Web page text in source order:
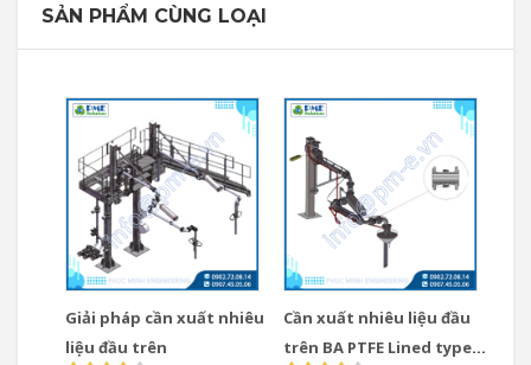
SẢN PHẨM CÙNG LOẠI
Giải pháp cần xuất nhiêu
liệu đầu trên
Cần xuất nhiêu liệu đầu
trên BA PTFE Lined type